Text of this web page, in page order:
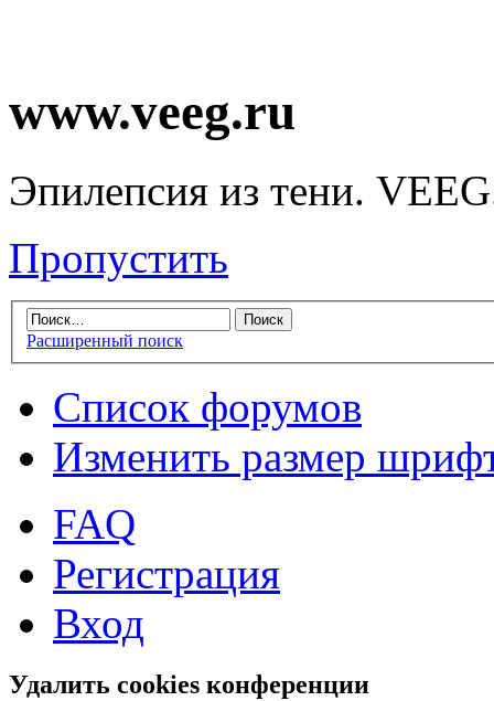
www.veeg.ru
Эпилепсия из тени.
Пропустить
Расширенный поиск
Список форумов
Изменить размер
FAQ
Регистрация
Вход
Удалить cookies конференции